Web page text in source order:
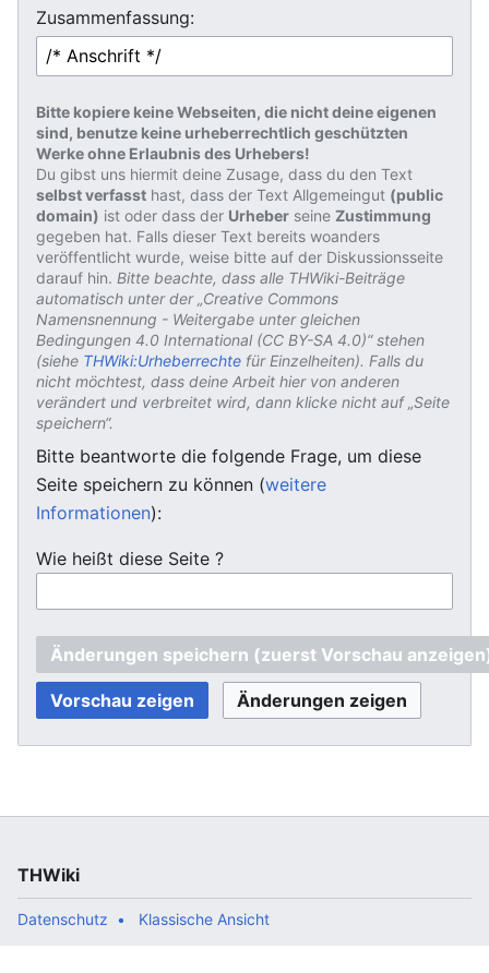
Zusammenfassung:
Bitte kopiere keine Webseiten, die nicht deine eigenen
sind, benutze keine urheberrechtlich geschützten
Werke ohne Erlaubnis des Urhebers!
Du gibst uns hiermit deine Zusage, dass du den Text
selbst verfasst hast, dass der Text Allgemeingut (public
domain) ist oder dass der Urheber seine Zustimmung
gegeben hat. Falls dieser Text bereits woanders
veröffentlicht wurde, weise bitte auf der Diskussionsseite
darauf hin. Bitte beachte, dass alle THWiki-Beiträge
automatisch unter der „Creative Commons
Namensnennung - Weitergabe unter gleichen
Bedingungen 4.0 International (CC BY-SA 4.0)“ stehen
(siehe THWiki:Urheberrechte für Einzelheiten). Falls du
nicht möchtest, dass deine Arbeit hier von anderen
verändert und verbreitet wird, dann klicke nicht auf „Seite
speichern“.
Bitte beantworte die folgende Frage, um diese
Seite speichern zu können (weitere
Informationen):
Wie heißt diese Seite ?
THWiki
Datenschutz Klassische Ansicht